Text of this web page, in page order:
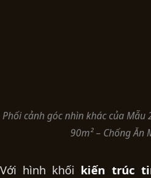
Phối cảnh góc nhìn khác của Mẫu
90m² – Chống Ăn
Với hình khối kiến trúc